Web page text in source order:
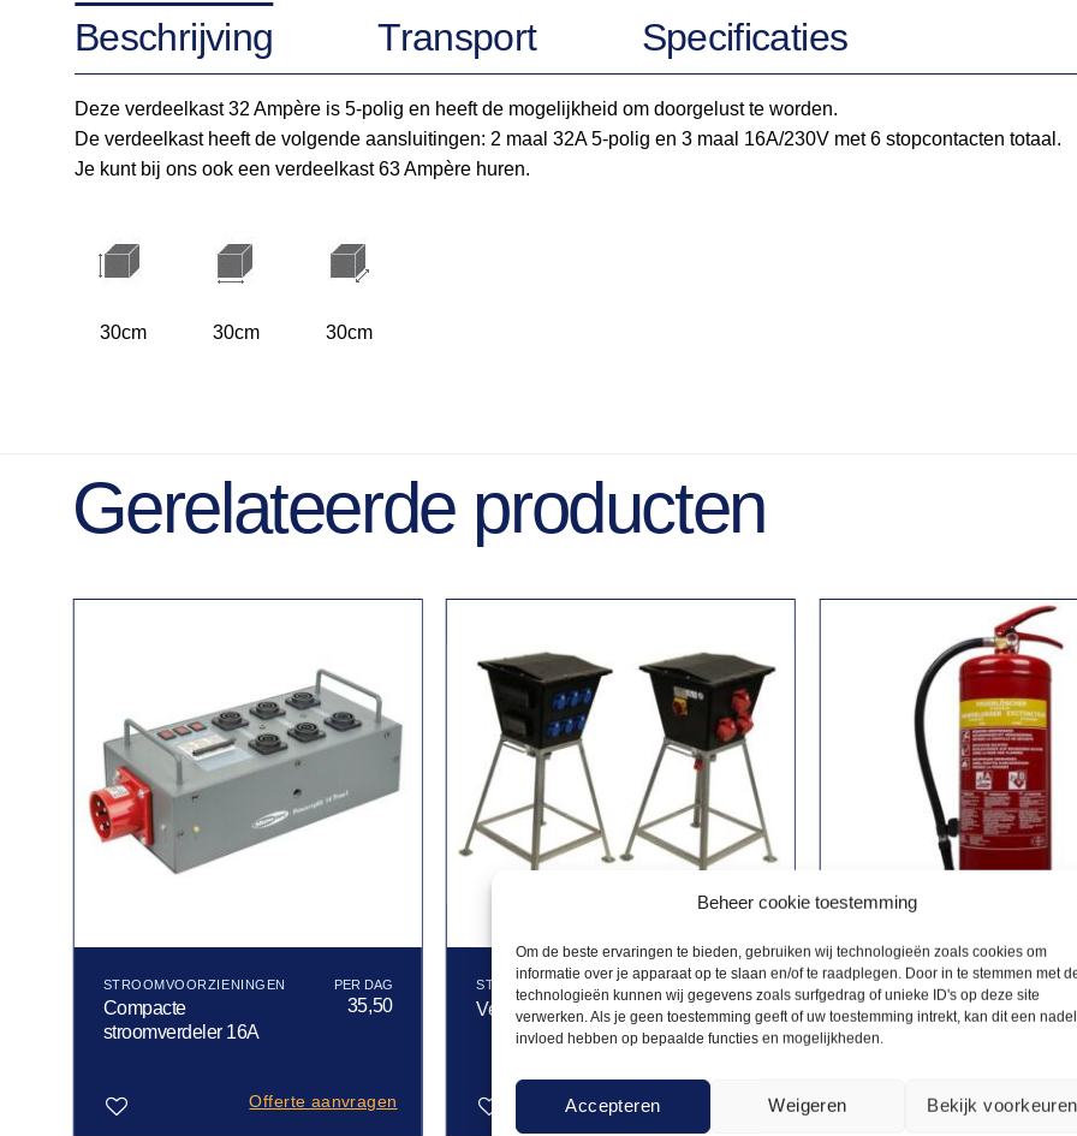
Beheer cookie toestemming
Om de beste ervaringen te bieden, gebruiken wij technologieën zoals cookies om
informatie over je apparaat op te slaan en/of te raadplegen. Door in te stemmen met
technologieën kunnen wij gegevens zoals surfgedrag of unieke ID's op deze site
verwerken. Als je geen toestemming geeft of uw toestemming intrekt, kan dit een
invloed hebben op bepaalde functies en mogelijkheden.
Accepteren Weigeren Bekijk voorkeuren
Beschrijving Transport Specificaties
Deze verdeelkast 32 Ampère is 5-polig en heeft de mogelijkheid om doorgelust te worden.
De verdeelkast heeft de volgende aansluitingen: 2 maal 32A 5-polig en 3 maal 16A/230V met 6 stopcontacten totaal.
Je kunt bij ons ook een verdeelkast 63 Ampère huren.
30cm 30cm 30cm
Gerelateerde producten
STROOMVOORZIENINGEN
Compacte
stroomverdeler 16A
35,50
Offerte aanvragen
STROOMVOORZIENINGEN
Verdeelkast 63A 50,00
Offerte aanvragen
BRANDBLUSSERS
AB brandblusser schuim
6L
Offerte